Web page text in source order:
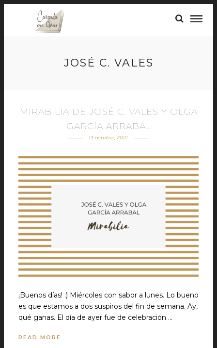
JOSÉ C. VALES
MIRABILIA DE JOSÉ C. VALES Y OLGA
GARCÍA ARRABAL
13 octubre, 2021
¡Buenos días! :) Miércoles con sabor a lunes. Lo bueno
es que estamos a dos suspiros del fin de semana. Ay,
qué ganas. El día de ayer fue de celebración …
READ MORE